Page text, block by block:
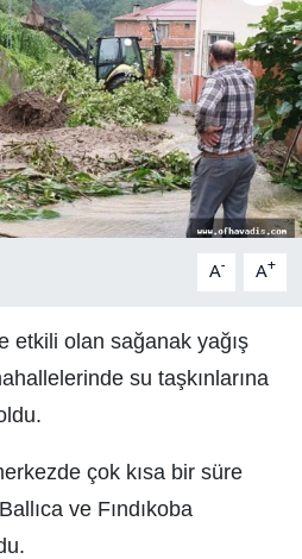
A- A+
etkili olan sağanak yağış
su taşkınlarına
çok kısa bir süre
ve Fındıkoba